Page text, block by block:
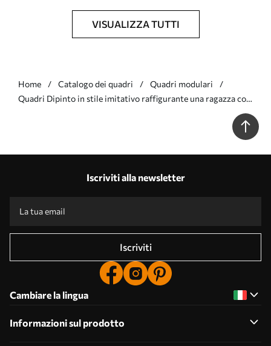
VISUALIZZA TUTTI
Home Catalogo dei quadri
Quadri modulari
Quadri Dipinto in stile imitativo raffigurante una ragazza con
Iscriviti alla newsletter
Iscriviti
Cambiare la lingua
Informazioni sul prodotto